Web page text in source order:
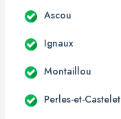
Ascou
Ignaux
Montaillou
Perles-et-Castelet